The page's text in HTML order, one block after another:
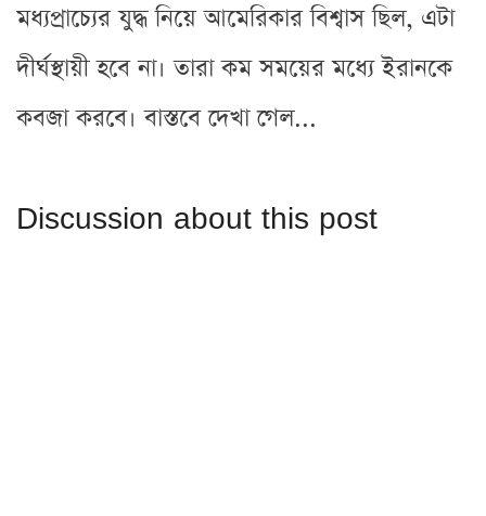
মধ্যপ্রাচ্যের যুদ্ধ নিয়ে আমেরিকার বিশ্বাস ছিল, এটা
দীর্ঘস্থায়ী হবে না। তারা কম সময়ের মধ্যে ইরানকে
কবজা করবে। বাস্তবে দেখা গেল...
Discussion about this post